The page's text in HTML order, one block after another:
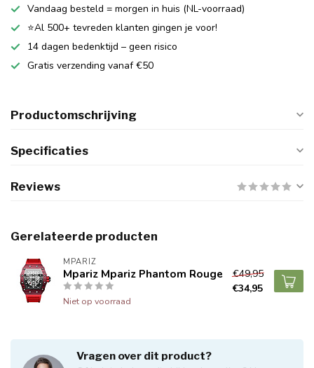
Vandaag besteld = morgen in huis (NL-voorraad)
⭐Al 500+ tevreden klanten gingen je voor!
14 dagen bedenktijd – geen risico
Gratis verzending vanaf €50
Productomschrijving
Specificaties
Reviews
Gerelateerde producten
MPARIZ
Mpariz Mpariz Phantom Rouge
Niet op voorraad
€49,95
€34,95
Vragen over dit product?